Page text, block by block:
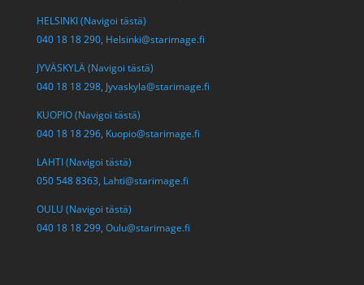
HELSINKI (Navigoi tästä)
040 18 18 290, Helsinki@starimage.fi
JYVÄSKYLÄ (Navigoi tästä)
040 18 18 298, Jyvaskyla@starimage.fi
KUOPIO (Navigoi tästä)
040 18 18 296, Kuopio@starimage.fi
LAHTI (Navigoi tästä)
050 548 8363, Lahti@starimage.fi
OULU (Navigoi tästä)
040 18 18 299, Oulu@starimage.fi